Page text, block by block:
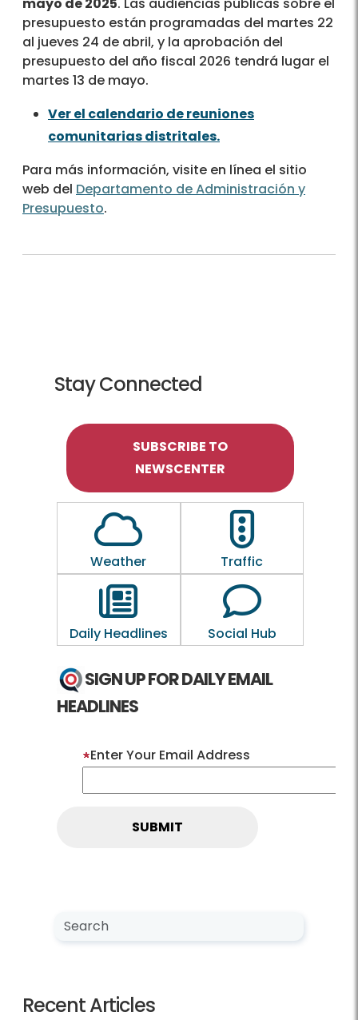
mayo de 2025. Las audiencias públicas sobre el
presupuesto están programadas del martes 22
al jueves 24 de abril, y la aprobación del
presupuesto del año fiscal 2026 tendrá lugar el
martes 13 de mayo.
Ver el calendario de reuniones
comunitarias distritales.
Para más información, visite en línea el sitio
web del Departamento de Administración y
Presupuesto.
Stay Connected
SUBSCRIBE TO
NEWSCENTER
Outline of a Cloud
Weather
Outline of a
Traffic
Outline of a newspaper
Daily Headlines
Outline of a
Social Hub
SIGN UP FOR DAILY EMAIL
HEADLINES
Enter Your Email Address
Search NewsCenter
Search
Recent Articles